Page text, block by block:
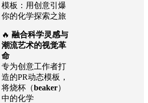
模板：用创意引爆
你的化学探索之旅
🔥 融合科学灵感与
潮流艺术的视觉革
命
专为创意工作者打
造的PR动态模板，
将烧杯（beaker）
中的化学